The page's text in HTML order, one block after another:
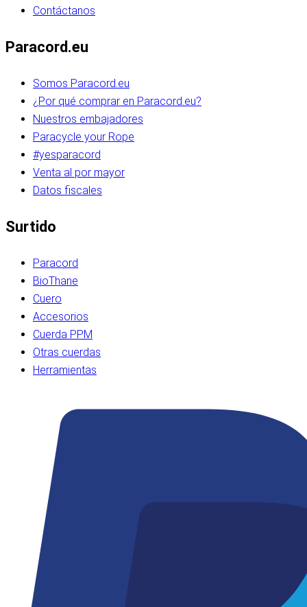
Contáctanos
Paracord.eu
Somos Paracord.eu
¿Por qué comprar en Paracord.eu?
Nuestros embajadores
Paracycle your Rope
#yesparacord
Venta al por mayor
Datos fiscales
Surtido
Paracord
BioThane
Cuero
Accesorios
Cuerda PPM
Otras cuerdas
Herramientas